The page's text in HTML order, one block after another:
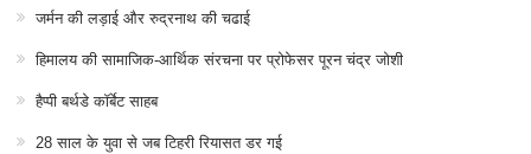
जर्मन की लड़ाई और रुद्रनाथ की चढाई
हिमालय की सामाजिक-आर्थिक संरचना पर प्रोफेसर पूरन चंद्र जोशी
हैप्पी बर्थडे कॉर्बेट साहब
28 साल के युवा से जब टिहरी रियासत डर गई